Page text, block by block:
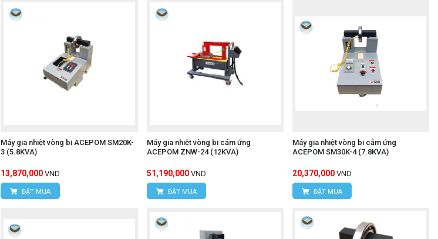
Máy gia nhiệt vòng bi ACEPOM SM20K-
3 (5.8KVA)
13,870,000 VND
ĐẶT MUA
Máy gia nhiệt vòng bi cảm ứng
ACEPOM ZNW-24 (12KVA)
51,190,000 VND
ĐẶT MUA
Máy gia nhiệt vòng bi cảm ứng
ACEPOM SM30K-4 (7.8KVA)
20,370,000 VND
ĐẶT MUA